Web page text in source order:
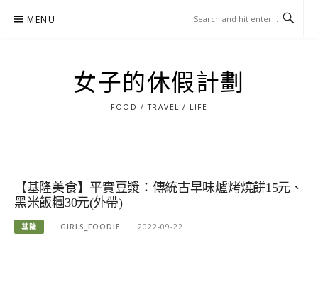
MENU
女子的休假計劃
FOOD / TRAVEL / LIFE
【基隆美食】平實豆漿：傳統古早味爐烤燒餅15元、
黑米飯糰30元(外帶)
基隆 GIRLS_FOODIE 2022-09-22